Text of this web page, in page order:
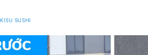
KISU SUSHI